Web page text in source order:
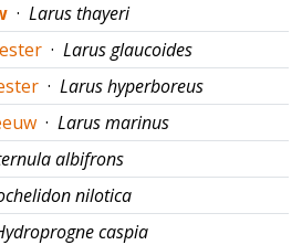
· Larus thayeri
· Larus glaucoides
· Larus hyperboreus
· Larus marinus
albifrons
nilotica
caspia